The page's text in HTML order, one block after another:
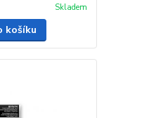
Skladem
košíku